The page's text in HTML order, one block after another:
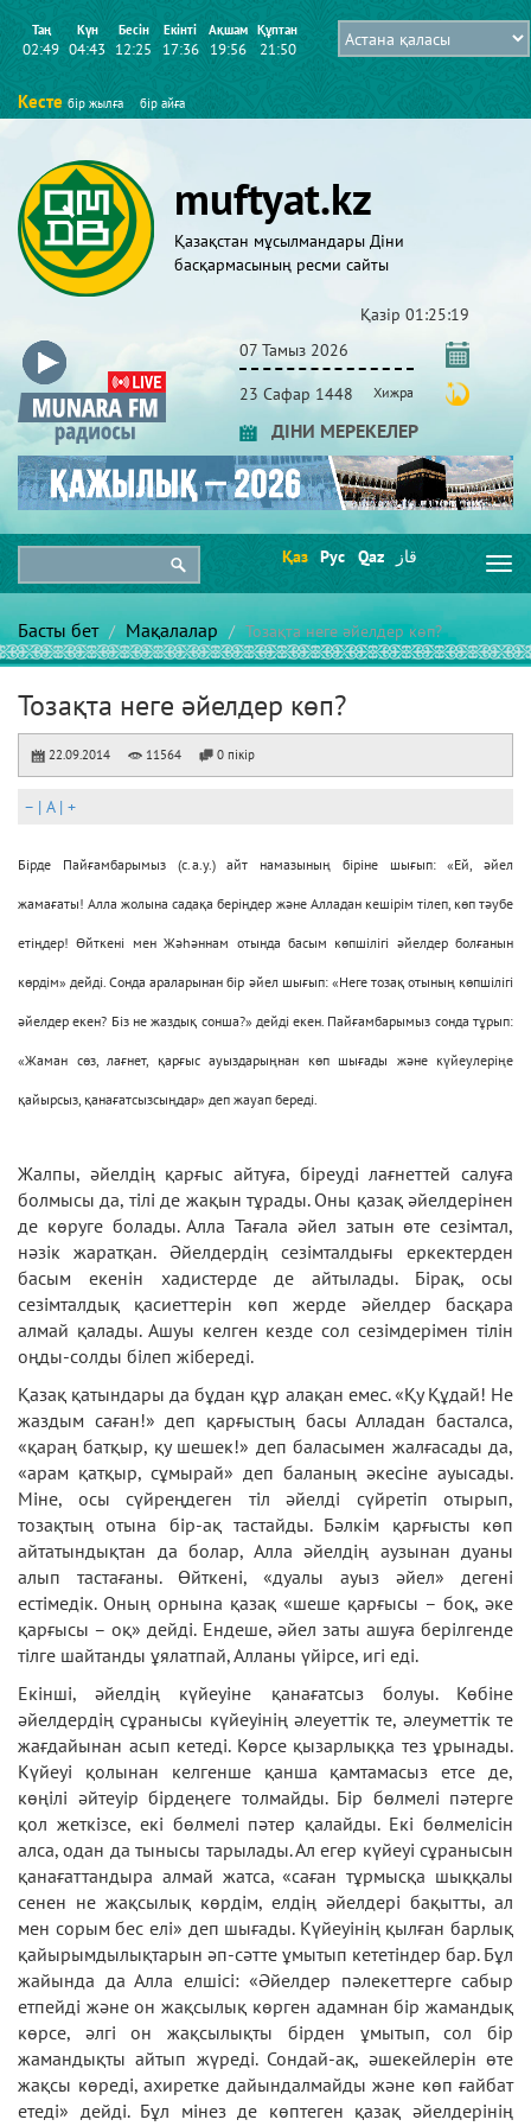
Таң
02:49
Күн
04:43
Бесін
12:25
Екінті
17:36
Ақшам
19:56
Құптан
21:50
Кесте бір жылға бір айға
muftyat.kz
Қазақстан мұсылмандары Діни
басқармасының ресми сайты
Қазір 01:25:19
07 Тамыз 2026
23 Сафар 1448 Хижра
ДІНИ МЕРЕКЕЛЕР
Қаз Рус Qaz قاز
Басты бет Мақалалар Тозақта неге әйелдер көп?
Тозақта неге әйелдер көп?
22.09.2014 11564 0 пікір
– | A| +
Бірде Пайғамбарымыз (с.а.у.) айт намазының біріне шығып: «Ей, әйел
жамағаты! Алла жолына садақа беріңдер және Алладан кешірім тілеп, көп тәубе
етіңдер! Өйткені мен Жәһәннам отында басым көпшілігі әйелдер болғанын
көрдім» дейді. Сонда араларынан бір әйел шығып: «Неге тозақ отының көпшілігі
әйелдер екен? Біз не жаздық сонша?» дейді екен. Пайғамбарымыз сонда тұрып:
«Жаман сөз, лағнет, қарғыс ауыздарыңнан көп шығады және күйеулеріңе
қайырсыз, қанағатсызсыңдар» деп жауап береді.
Жалпы, әйелдің қарғыс айтуға, біреуді лағнеттей салуға
болмысы да, тілі де жақын тұрады. Оны қазақ әйелдерінен
де көруге болады. Алла Тағала әйел затын өте сезімтал,
нәзік жаратқан. Әйелдердің сезімталдығы еркектерден
басым екенін хадистерде де айтылады. Бірақ, осы
сезімталдық қасиеттерін көп жерде әйелдер басқара
алмай қалады. Ашуы келген кезде сол сезімдерімен тілін
оңды-солды білеп жібереді.
Қазақ қатындары да бұдан құр алақан емес. «Қу Құдай! Не
жаздым саған!» деп қарғыстың басы Алладан басталса,
«қараң батқыр, қу шешек!» деп баласымен жалғасады да,
«арам қатқыр, сұмырай» деп баланың әкесіне ауысады.
Міне, осы сүйреңдеген тіл әйелді сүйретіп отырып,
тозақтың отына бір-ақ тастайды. Бәлкім қарғысты көп
айтатындықтан да болар, Алла әйелдің аузынан дуаны
алып тастағаны. Өйткені, «дуалы ауыз әйел» дегені
естімедік. Оның орнына қазақ «шеше қарғысы – боқ, әке
қарғысы – оқ» дейді. Ендеше, әйел заты ашуға берілгенде
тілге шайтанды ұялатпай, Алланы үйірсе, игі еді.
Екінші, әйелдің күйеуіне қанағатсыз болуы. Көбіне
әйелдердің сұранысы күйеуінің әлеуеттік те, әлеуметтік те
жағдайынан асып кетеді. Көрсе қызарлыққа тез ұрынады.
Күйеуі қолынан келгенше қанша қамтамасыз етсе де,
көңілі әйтеуір бірдеңеге толмайды. Бір бөлмелі пәтерге
қол жеткізсе, екі бөлмелі пәтер қалайды. Екі бөлмелісін
алса, одан да тынысы тарылады. Ал егер күйеуі сұранысын
қанағаттандыра алмай жатса, «саған тұрмысқа шыққалы
сенен не жақсылық көрдім, елдің әйелдері бақытты, ал
мен сорым бес елі» деп шығады. Күйеуінің қылған барлық
қайырымдылықтарын әп-сәтте ұмытып кететіндер бар. Бұл
жайында да Алла елшісі: «Әйелдер пәлекеттерге сабыр
етпейді және он жақсылық көрген адамнан бір жамандық
көрсе, әлгі он жақсылықты бірден ұмытып, сол бір
жамандықты айтып жүреді. Сондай-ақ, әшекейлерін өте
жақсы көреді, ахиретке дайындалмайды және көп ғайбат
етеді» дейді. Бұл мінез де көптеген қазақ әйелдерінің